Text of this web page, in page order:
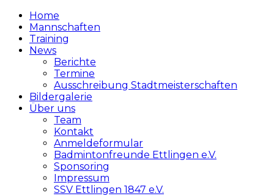
Zum
Inhalt
springen
Home
Mannschaften
Training
News
Berichte
Termine
Ausschreibung Stadtmeisterschaften
Bildergalerie
Über uns
Team
Kontakt
Anmeldeformular
Badmintonfreunde Ettlingen e.V.
Sponsoring
Impressum
SSV Ettlingen 1847 e.V.